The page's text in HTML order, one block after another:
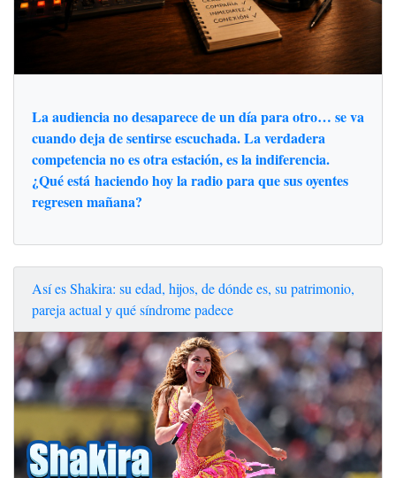
La audiencia no desaparece de un día para otro… se va
cuando deja de sentirse escuchada. La verdadera
competencia no es otra estación, es la indiferencia.
¿Qué está haciendo hoy la radio para que sus oyentes
regresen mañana?
Así es Shakira: su edad, hijos, de dónde es, su patrimonio,
pareja actual y qué síndrome padece